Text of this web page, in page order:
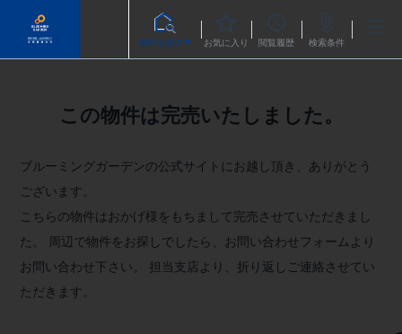
物件を探す お気に入り 閲覧履歴 検索条件
この物件は完売いたしました。
ブルーミングガーデンの公式サイトにお越し頂き、ありがとう
ございます。
こちらの物件はおかげ様をもちまして完売させていただきまし
た。
周辺で物件をお探しでしたら、お問い合わせフォームより
お問い合わせ下さい。
担当支店より、折り返しご連絡させてい
ただきます。